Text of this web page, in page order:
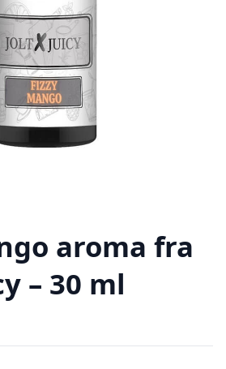
aroma fra
– 30 ml